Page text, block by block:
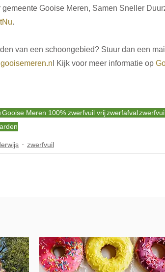
Gooise Meren, Samen Sneller
.
van een schoongebied? Stuur dan een
l Kijk voor meer informatie op
Gooise Meren 100% zwerfvuil vrijzwerfafval
zwerfvuil